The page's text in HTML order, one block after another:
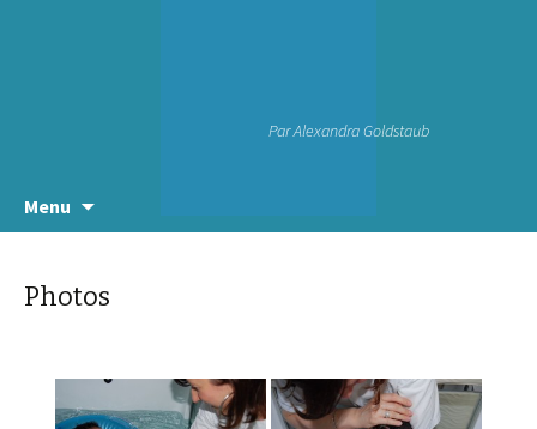
Par Alexandra Goldstaub
Menu
Photos